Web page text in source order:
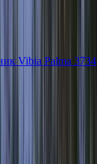
Vibia Palma 3734